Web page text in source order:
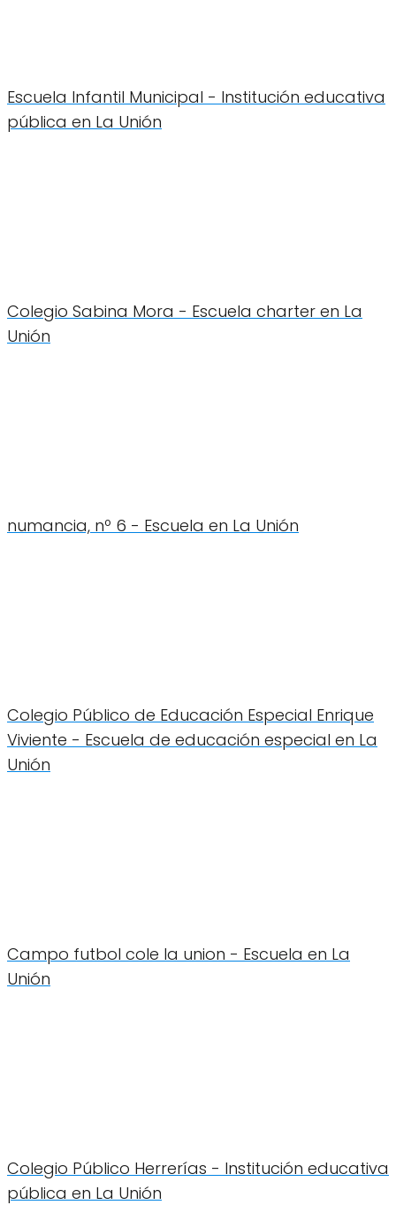
Escuela Infantil Municipal - Institución educativa
pública en La Unión
Colegio Sabina Mora - Escuela charter en La
Unión
numancia, nº 6 - Escuela en La Unión
Colegio Público de Educación Especial Enrique
Viviente - Escuela de educación especial en La
Unión
Campo futbol cole la union - Escuela en La
Unión
Colegio Público Herrerías - Institución educativa
pública en La Unión